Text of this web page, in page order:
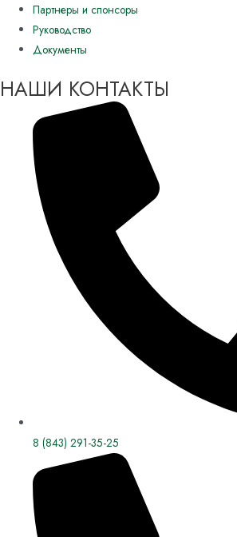
Партнеры и спонсоры
Руководство
Документы
НАШИ КОНТАКТЫ
8 (843) 291-35-25